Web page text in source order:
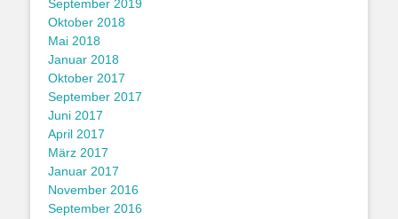
September 2019
Oktober 2018
Mai 2018
Januar 2018
Oktober 2017
September 2017
Juni 2017
April 2017
März 2017
Januar 2017
November 2016
September 2016